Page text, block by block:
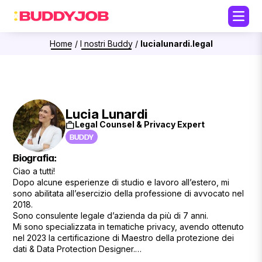
Home / I nostri Buddy/ lucialunardi.legal
Lucia Lunardi
workLegal Counsel & Privacy Expert
BUDDY
Biografia:
Ciao a tutti!
Dopo alcune esperienze di studio e lavoro all’estero, mi
sono abilitata all’esercizio della professione di avvocato nel
2018.
Sono consulente legale d’azienda da più di 7 anni.
Mi sono specializzata in tematiche privacy, avendo ottenuto
nel 2023 la certificazione di Maestro della protezione dei
dati & Data Protection Designer.